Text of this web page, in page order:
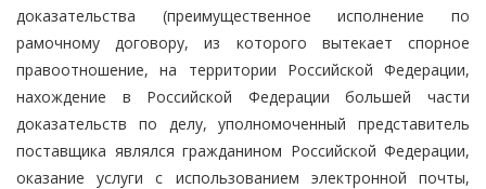
доказательства (преимущественное исполнение по
рамочному договору, из которого вытекает спорное
правоотношение, на территории Российской Федерации,
нахождение в Российской Федерации большей части
доказательств по делу, уполномоченный представитель
поставщика являлся гражданином Российской Федерации,
оказание услуги с использованием электронной почты,